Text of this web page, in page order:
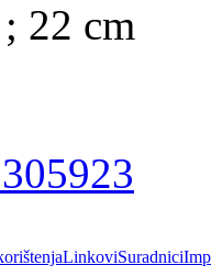
22 cm
LinkoviSuradnici